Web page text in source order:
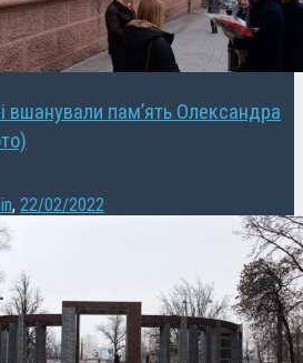
вшанували пам’ять Олександра
, 22/02/2022